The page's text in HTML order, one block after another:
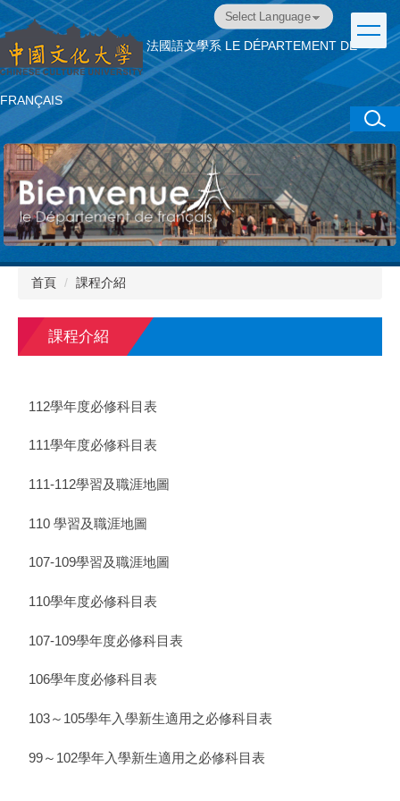
跳
到
主
要
內
容
區
法國語文學系 LE DÉPARTEMENT DE
FRANÇAIS
Translate
首頁 課程介紹
課程介紹
112學年度必修科目表
111學年度必修科目表
111-112學習及職涯地圖
110 學習及職涯地圖
107-109學習及職涯地圖
110學年度必修科目表
107-109學年度必修科目表
106學年度必修科目表
103～105學年入學新生適用之必修科目表
99～102學年入學新生適用之必修科目表